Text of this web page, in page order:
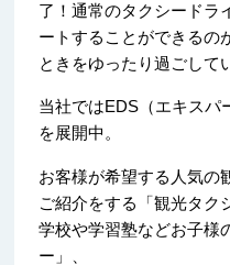
了！通常のタクシードラ
ートすることができるの
ときをゆったり過ごして
当社ではEDS（エキスパ
を展開中。
お客様が希望する人気の
ご紹介をする「観光タク
学校や学習塾などお子様
ー」、